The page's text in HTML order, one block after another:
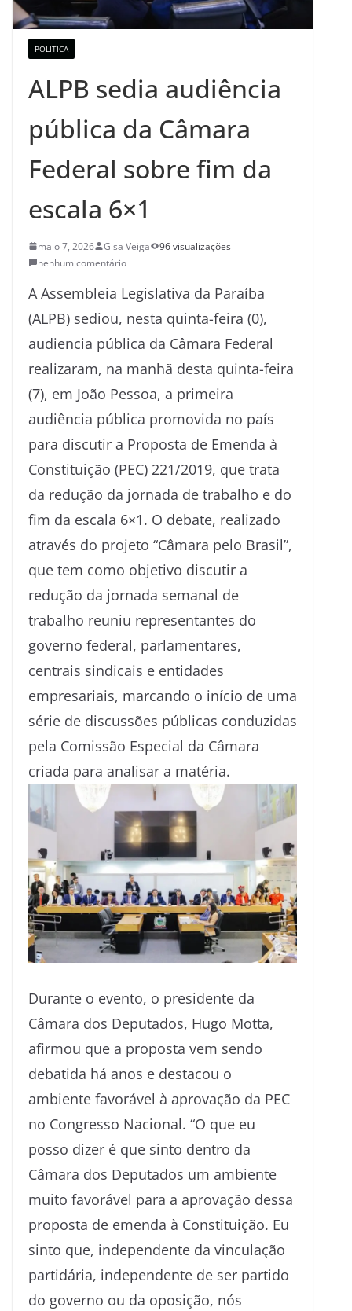
POLITICA
ALPB sedia audiência
pública da Câmara
Federal sobre fim da
escala 6×1
maio 7, 2026 Gisa Veiga
96 visualizações
nenhum comentário
A Assembleia Legislativa da Paraíba
(ALPB) sediou, nesta quinta-feira (0),
audiencia pública da Câmara Federal
realizaram, na manhã desta quinta-feira
(7), em João Pessoa, a primeira
audiência pública promovida no país
para discutir a Proposta de Emenda à
Constituição (PEC) 221/2019, que trata
da redução da jornada de trabalho e do
fim da escala 6×1. O debate, realizado
através do projeto “Câmara pelo Brasil”,
que tem como objetivo discutir a
redução da jornada semanal de
trabalho reuniu representantes do
governo federal, parlamentares,
centrais sindicais e entidades
empresariais, marcando o início de uma
série de discussões públicas conduzidas
pela Comissão Especial da Câmara
criada para analisar a matéria.
Durante o evento, o presidente da
Câmara dos Deputados, Hugo Motta,
afirmou que a proposta vem sendo
debatida há anos e destacou o
ambiente favorável à aprovação da PEC
no Congresso Nacional. “O que eu
posso dizer é que sinto dentro da
Câmara dos Deputados um ambiente
muito favorável para a aprovação dessa
proposta de emenda à Constituição. Eu
sinto que, independente da vinculação
partidária, independente de ser partido
do governo ou da oposição, nós